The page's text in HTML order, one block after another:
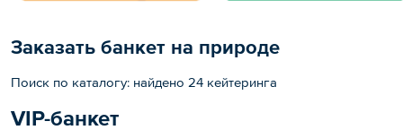
Заказать банкет на природе
Поиск по каталогу: найдено 24 кейтеринга
VIP-банкет